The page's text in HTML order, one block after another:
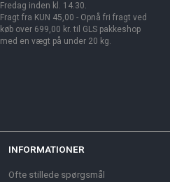
Fredag inden kl. 14.30.
Fragt fra KUN 45,00 - Opnå fri fragt ved
køb over 699,00 kr. til GLS pakkeshop
med en vægt på under 20 kg.
INFORMATIONER
Ofte stillede spørgsmål